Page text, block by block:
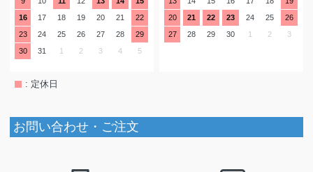
16
17 18 19 20 21
22
23
24 25 26 27 28
29
30
31 1 2 3 4 5
20
21 22 23 24 25
26
27
28 29 30 1 2 3
: 定休日
お問い合わせ・ご注文